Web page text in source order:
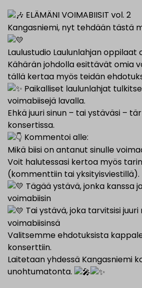
ELÄMÄNI VOIMABIISIT vol. 2
Kangasniemi, nyt tehdään tästä
Laulustudio Laulunlahjan oppilaat
Kähärän johdolla esittävät omia
tällä kertaa myös teidän
Paikalliset laulunlahjat
voimabiisejä lavalla.
Ehkä juuri sinun – tai ystäväsi –
konsertissa.
Kommentoi alle:
Mikä biisi on antanut sinulle
Voit halutessasi kertoa myös
(kommenttiin tai yksityisviestillä).
Tägää ystävä, jonka kanssa
voimabiisin
Tai ystävä, joka tarvitsisi
voimabiisinsä
Valitsemme ehdotuksista
konserttiin.
Laitetaan yhdessä Kangasniemi
unohtumatonta.